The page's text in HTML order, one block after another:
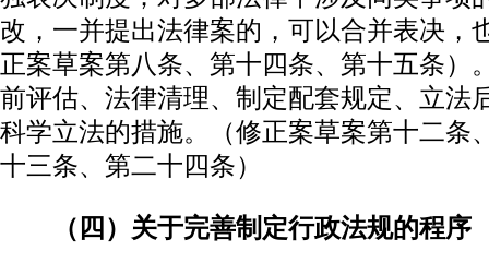
改，一并提出法律案的，可以合并表决，
正案草案第八条、第十四条、第十五条）
前评估、法律清理、制定配套规定、立法
科学立法的措施。（修正案草案第十二条
十三条、第二十四条）
（四）关于完善制定行政法规的程序